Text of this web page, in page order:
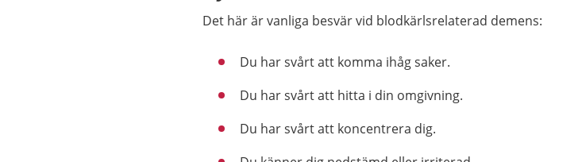
Det här är vanliga besvär vid blodkärlsrelaterad demens:
Du har svårt att komma ihåg saker.
Du har svårt att hitta i din omgivning.
Du har svårt att koncentrera dig.